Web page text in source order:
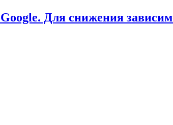
Для снижения